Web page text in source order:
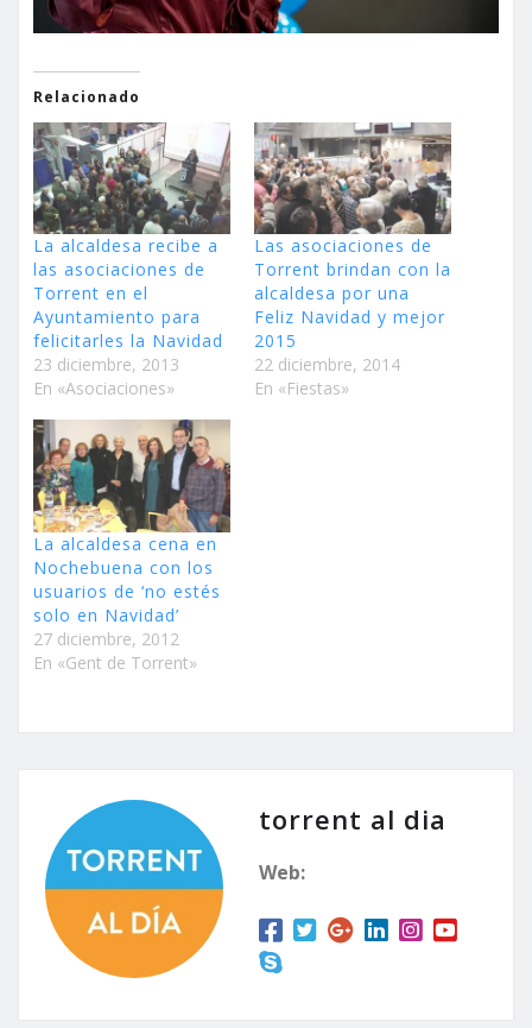
Relacionado
La alcaldesa recibe a
las asociaciones de
Torrent en el
Ayuntamiento para
felicitarles la Navidad
23 diciembre, 2013
En «Asociaciones»
Las asociaciones de
Torrent brindan con la
alcaldesa por una
Feliz Navidad y mejor
2015
22 diciembre, 2014
En «Fiestas»
La alcaldesa cena en
Nochebuena con los
usuarios de ‘no estés
solo en Navidad’
27 diciembre, 2012
En «Gent de Torrent»
torrent al dia
Web: